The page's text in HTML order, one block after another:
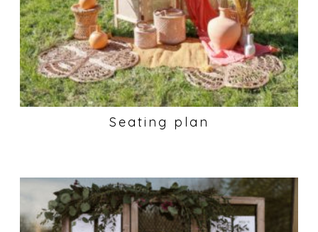
Seating plan